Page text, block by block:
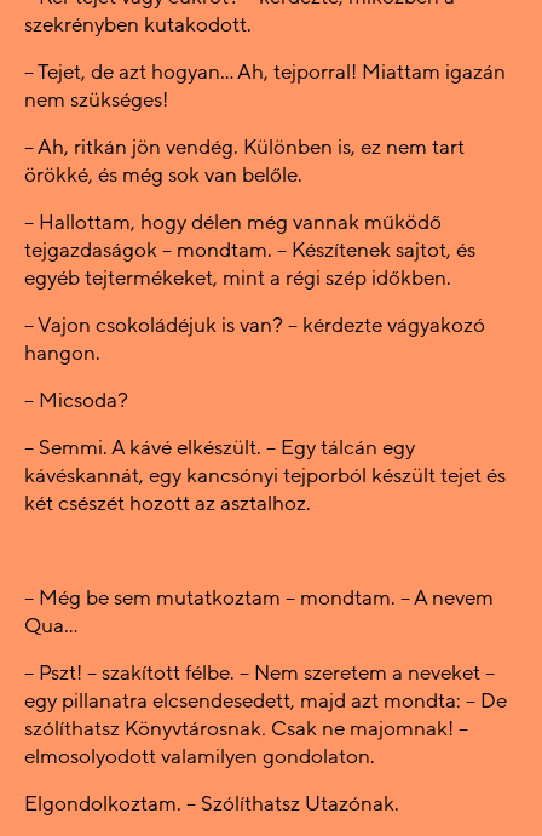
szekrényben kutakodott.
– Tejet, de azt hogyan… Ah, tejporral! Miattam igazán
nem szükséges!
– Ah, ritkán jön vendég. Különben is, ez nem tart
örökké, és még sok van belőle.
– Hallottam, hogy délen még vannak működő
tejgazdaságok – mondtam. – Készítenek sajtot, és
egyéb tejtermékeket, mint a régi szép időkben.
– Vajon csokoládéjuk is van? – kérdezte vágyakozó
hangon.
– Micsoda?
– Semmi. A kávé elkészült. – Egy tálcán egy
kávéskannát, egy kancsónyi tejporból készült tejet és
két csészét hozott az asztalhoz.
– Még be sem mutatkoztam – mondtam. – A nevem
Qua…
– Pszt! – szakított félbe. – Nem szeretem a neveket –
egy pillanatra elcsendesedett, majd azt mondta: – De
szólíthatsz Könyvtárosnak. Csak ne majomnak! –
elmosolyodott valamilyen gondolaton.
Elgondolkoztam. – Szólíthatsz Utazónak.